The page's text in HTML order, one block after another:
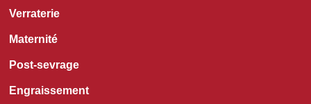
Verraterie
Maternité
Post-sevrage
Engraissement